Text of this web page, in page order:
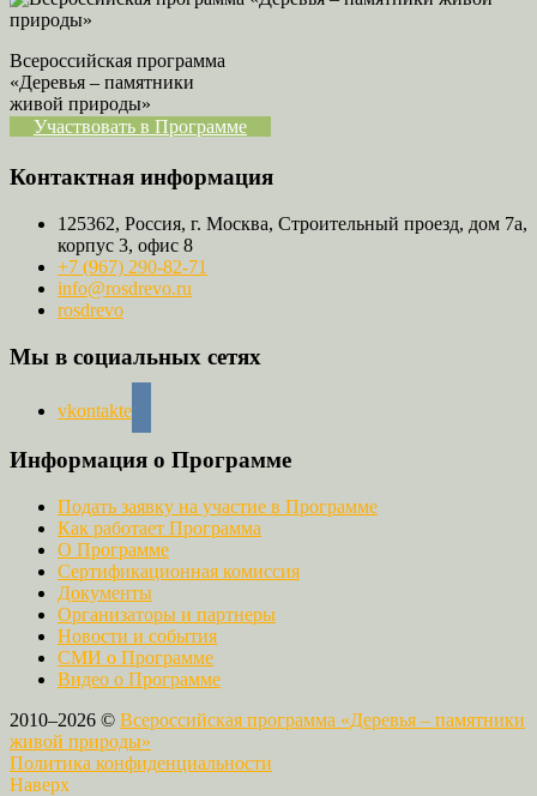
Всероссийская программа
«Деревья – памятники
живой природы»
Участвовать в Программе
Контактная информация
125362, Россия, г. Москва, Строительный проезд, дом 7а,
корпус 3, офис 8
+7 (967) 290-82-71
info@rosdrevo.ru
rosdrevo
Мы в социальных сетях
vkontakte
Информация о Программе
Подать заявку на участие в Программе
Как работает Программа
О Программе
Сертификационная комиссия
Документы
Организаторы и партнеры
Новости и события
СМИ о Программе
Видео о Программе
2010–2026 © Всероссийская программа «Деревья – памятники
живой природы»
Политика конфиденциальности
Наверх